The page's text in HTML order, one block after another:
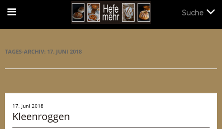
TAGES-ARCHIV: 17. JUNI 2018
17. Juni 2018
Kleenroggen
Suche
Suche